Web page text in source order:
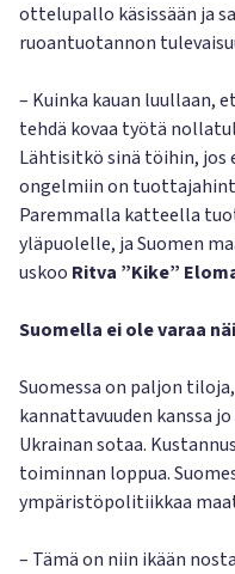
ottelupallo käsissään ja
ruoantuotannon
– Kuinka kauan luullaan,
tehdä kovaa työtä
Lähtisitkö sinä töihin, jos
ongelmiin on
Paremmalla katteella
yläpuolelle, ja Suomen
uskoo Ritva ”Kike”
Suomella ei ole varaa
Suomessa on paljon
kannattavuuden kanssa
Ukrainan sotaa.
toiminnan loppua.
ympäristöpolitiikkaa
– Tämä on niin ikään